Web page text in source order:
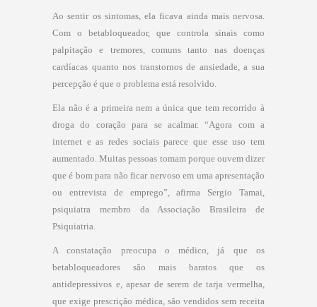
Ao sentir os sintomas, ela ficava ainda mais nervosa.
Com o betabloqueador, que controla sinais como
palpitação e tremores, comuns tanto nas doenças
cardíacas quanto nos transtornos de ansiedade, a sua
percepção é que o problema está resolvido.
Ela não é a primeira nem a única que tem recorrido à
droga do coração para se acalmar. “Agora com a
internet e as redes sociais parece que esse uso tem
aumentado. Muitas pessoas tomam porque ouvem dizer
que é bom para não ficar nervoso em uma apresentação
ou entrevista de emprego”, afirma Sergio Tamai,
psiquiatra membro da Associação Brasileira de
Psiquiatria.
A constatação preocupa o médico, já que os
betabloqueadores são mais baratos que os
antidepressivos e, apesar de serem de tarja vermelha,
que exige prescrição médica, são vendidos sem receita